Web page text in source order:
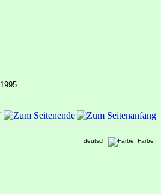
1995
deutsch